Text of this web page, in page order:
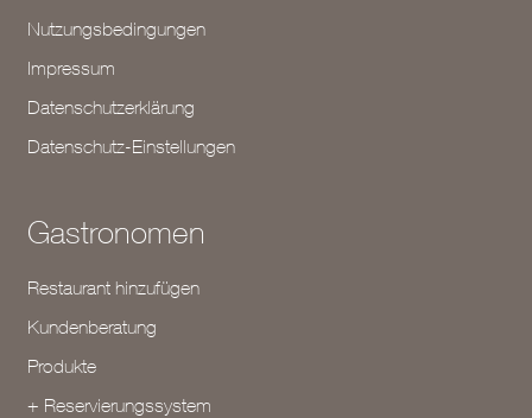
Nutzungsbedingungen
Impressum
Datenschutzerklärung
Datenschutz-Einstellungen
Gastronomen
Restaurant hinzufügen
Kundenberatung
Produkte
+ Reservierungssystem